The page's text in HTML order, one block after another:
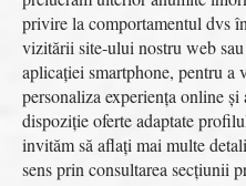
privire la comportamentul dvs
vizitării site-ului nostru web
aplicației smartphone, pentru a
personaliza experiența online și
dispoziție oferte adaptate
invităm să aflați mai multe
sens prin consultarea secțiunii